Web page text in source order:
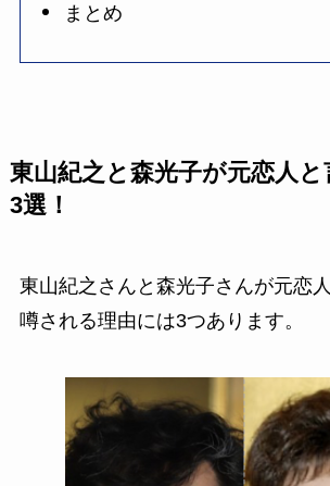
まとめ
東山紀之と森光子が元恋人
3選！
東山紀之さんと森光子さんが元恋
噂される理由には3つあります。